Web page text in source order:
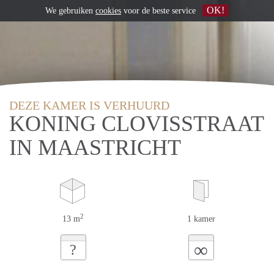
DEZE KAMER IS VERHUURD
KONING CLOVISSTRAAT
IN MAASTRICHT
13 m2 1 kamer
? ∞
We gebruiken cookies voor de beste service OK!